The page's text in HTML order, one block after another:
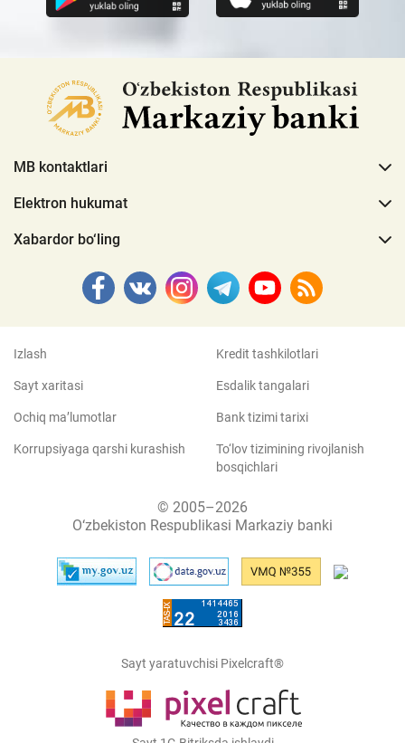
MB kontaktlari
Elektron hukumat
Xabardor bo‘ling
Izlash
Sayt xaritasi
Ochiq ma’lumotlar
Korrupsiyaga qarshi kurashish
Kredit tashkilotlari
Esdalik tangalari
Bank tizimi tarixi
To‘lov tizimining rivojlanish
bosqichlari
© 2005–2026
O‘zbekiston Respublikasi Markaziy banki
Sayt yaratuvchisi Pixelcraft®